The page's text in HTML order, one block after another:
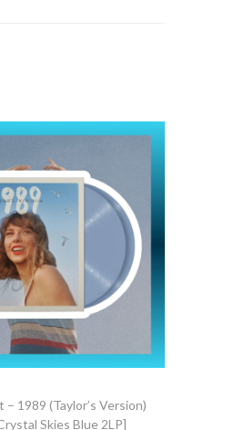
– 1989 (Taylor’s Version)
Skies Blue 2LP]